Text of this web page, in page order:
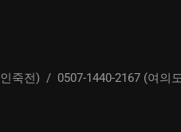
죽전) / 0507-1440-2167 (여의